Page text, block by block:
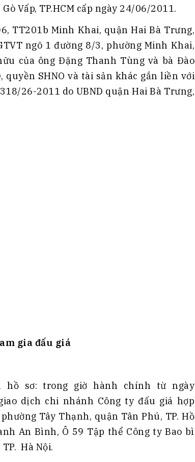
Vấp, TP.HCM cấp ngày 24/06/2011.
TT201b Minh Khai, quận Hai Bà Trưng,
ngõ 1 đường 8/3, phường Minh Khai,
của ông Đặng Thanh Tùng và bà Đào
SHNO và tài sản khác gắn liền với
26-2011 do UBND quận Hai Bà Trưng,
gia đấu giá
sơ: trong giờ hành chính từ ngày
dịch chi nhánh Công ty đấu giá hợp
Tây Thạnh, quận Tân Phú, TP. Hồ
An Bình, Ô 59 Tập thể Công ty Bao bì
Hà Nội.